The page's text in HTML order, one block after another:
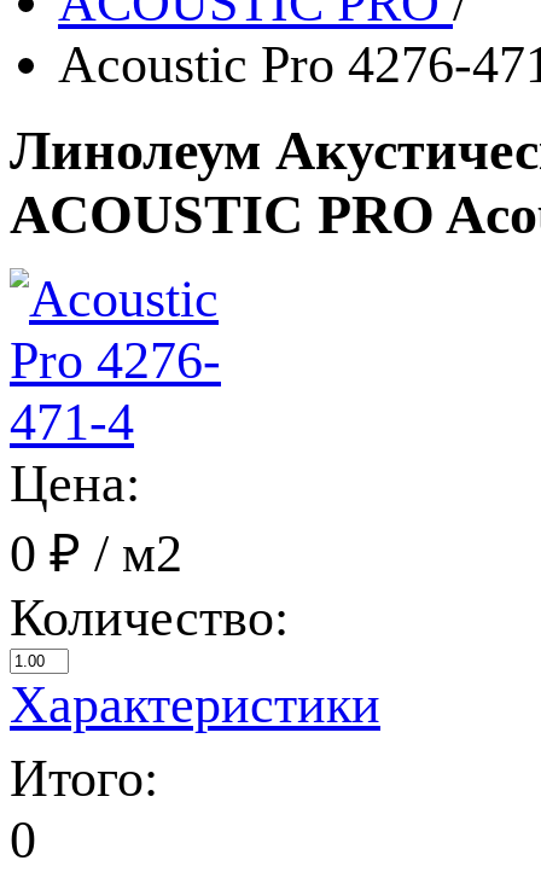
Acoustic Pro 4276-
Линолеум
ACOUSTIC PRO
Цена:
0 ₽ / м2
Количество:
Характеристики
Итого:
0